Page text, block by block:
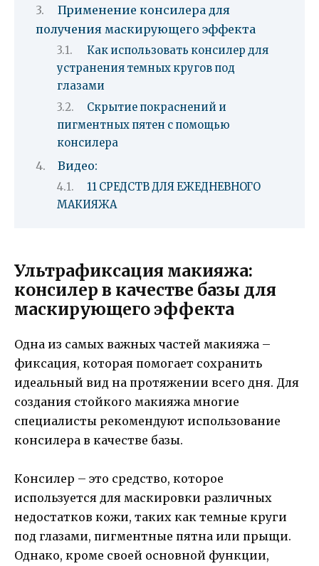
Применение консилера для
получения маскирующего эффекта
Как использовать консилер для
устранения темных кругов под
глазами
Скрытие покраснений и
пигментных пятен с помощью
консилера
Видео:
11 СРЕДСТВ ДЛЯ ЕЖЕДНЕВНОГО
МАКИЯЖА
Ультрафиксация макияжа:
консилер в качестве базы для
маскирующего эффекта
Одна из самых важных частей макияжа –
фиксация, которая помогает сохранить
идеальный вид на протяжении всего дня. Для
создания стойкого макияжа многие
специалисты рекомендуют использование
консилера в качестве базы.
Консилер – это средство, которое
используется для маскировки различных
недостатков кожи, таких как темные круги
под глазами, пигментные пятна или прыщи.
Однако, кроме своей основной функции,